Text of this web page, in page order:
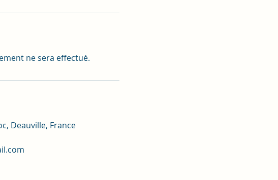
ne sera effectué.
Deauville, France